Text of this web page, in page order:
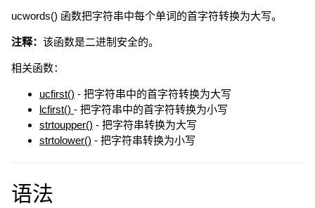
ucwords() 函数把字符串中每个单词的首字符转换为大写。
注释： 该函数是二进制安全的。
相关函数：
ucfirst() - 把字符串中的首字符转换为大写
lcfirst() - 把字符串中的首字符转换为小写
strtoupper() - 把字符串转换为大写
strtolower() - 把字符串转换为小写
语法